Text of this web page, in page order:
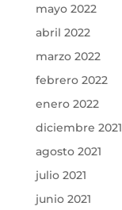
mayo 2022
abril 2022
marzo 2022
febrero 2022
enero 2022
diciembre 2021
agosto 2021
julio 2021
junio 2021